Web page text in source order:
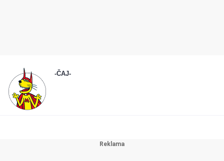
-ČAJ-